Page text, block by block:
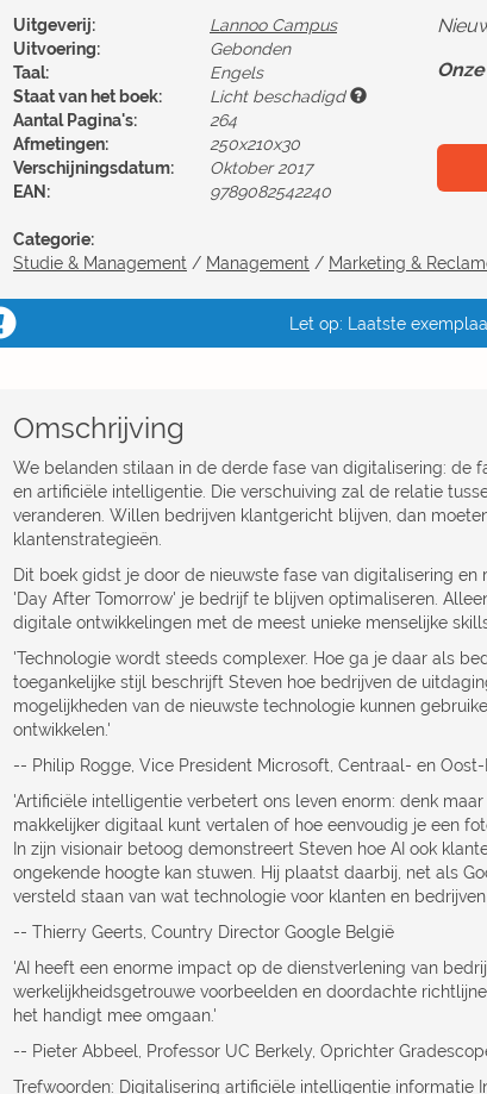
Uitgeverij:
Lannoo Campus
Uitvoering:
Gebonden
Taal:
Engels
Staat van het boek:
Licht beschadigd
Aantal Pagina's:
264
Afmetingen:
250x210x30
Verschijningsdatum:
Oktober 2017
EAN:
9789082542240
Categorie:
Studie & Management / Management / Marketing &
Let op: Laatste
Omschrijving
We belanden stilaan in de derde fase van digitalisering: de
en artificiële intelligentie. Die verschuiving zal de relatie
veranderen. Willen bedrijven klantgericht blijven, dan
klantenstrategieën.
Dit boek gidst je door de nieuwste fase van digitalisering
'Day After Tomorrow' je bedrijf te blijven optimaliseren.
digitale ontwikkelingen met de meest unieke menselijke
'Technologie wordt steeds complexer. Hoe ga je daar als
toegankelijke stijl beschrijft Steven hoe bedrijven de
mogelijkheden van de nieuwste technologie kunnen
ontwikkelen.'
-- Philip Rogge, Vice President Microsoft, Centraal- en Oost-
'Artificiële intelligentie verbetert ons leven enorm: denk
makkelijker digitaal kunt vertalen of hoe eenvoudig je een
In zijn visionair betoog demonstreert Steven hoe AI ook
ongekende hoogte kan stuwen. Hij plaatst daarbij, net als
versteld staan van wat technologie voor klanten en
-- Thierry Geerts, Country Director Google België
'AI heeft een enorme impact op de dienstverlening van
werkelijkheidsgetrouwe voorbeelden en doordachte
het handigt mee omgaan.'
-- Pieter Abbeel, Professor UC Berkely, Oprichter
Trefwoorden: Digitalisering artificiële intelligentie informatie